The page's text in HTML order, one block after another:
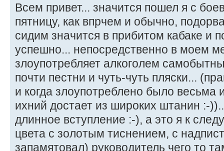
Всем привет... значится пошел я с
пятницу, как впрчем и обычно,
сидим значится в прибитом кабаке и
успешно... непосредственно в моем
злоупотребляет алкоголем
почти пестни и чуть-чуть пляски...
и когда злоупотреблено было весьма
ихний достает из широких штанин :-
длинное вступление :-), а это я к
цвета с золотым тиснением, с
запамятовал) руководитель чего то